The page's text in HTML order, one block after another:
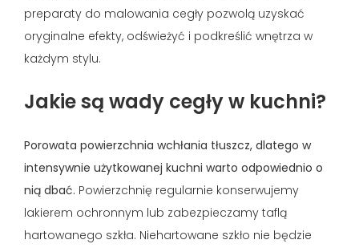
preparaty do malowania cegły pozwolą uzyskać
oryginalne efekty, odświeżyć i podkreślić wnętrza w
każdym stylu.
Jakie są wady cegły w kuchni?
Porowata powierzchnia wchłania tłuszcz, dlatego w
intensywnie użytkowanej kuchni warto odpowiednio o
nią dbać. Powierzchnię regularnie konserwujemy
lakierem ochronnym lub zabezpieczamy taflą
hartowanego szkła. Niehartowane szkło nie będzie